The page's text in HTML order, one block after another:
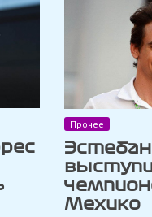
Прочее
Мехико